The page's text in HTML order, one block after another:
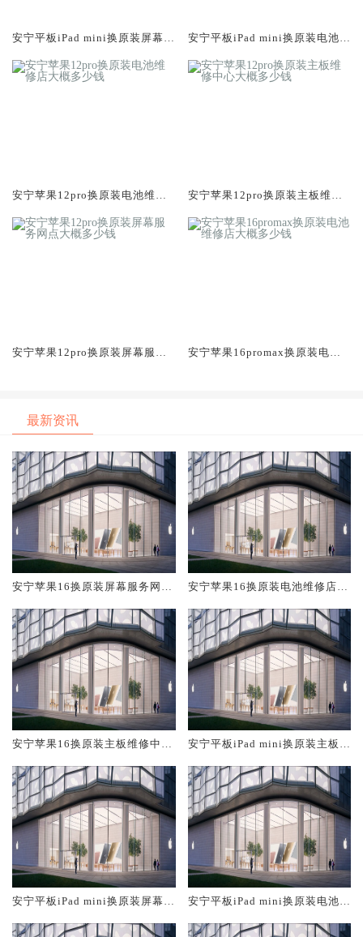
安宁平板iPad mini换原装屏幕服
安宁平板iPad mini换原装电池维
安宁苹果12pro换原装电池维修
安宁苹果12pro换原装主板维修
安宁苹果12pro换原装屏幕服务
安宁苹果16promax换原装电池
最新资讯
安宁苹果16换原装屏幕服务网点
安宁苹果16换原装电池维修店大
安宁苹果16换原装主板维修中心
安宁平板iPad mini换原装主板维
安宁平板iPad mini换原装屏幕服
安宁平板iPad mini换原装电池维